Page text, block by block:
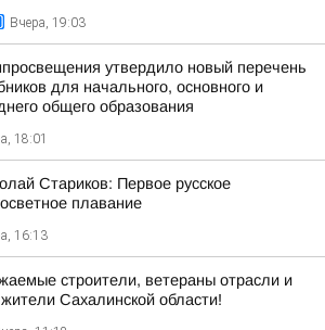
Вчера, 19:03
утвердило новый перечень
для начального, основного и
общего образования
18:01
Стариков: Первое русское
плавание
16:13
строители, ветераны отрасли и
Сахалинской области!